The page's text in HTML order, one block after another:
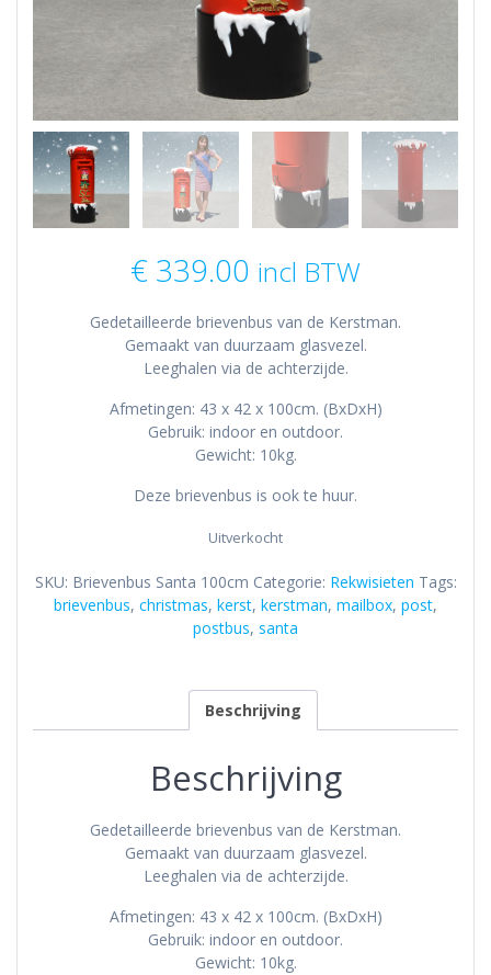
€ 339.00 incl BTW
Gedetailleerde brievenbus van de Kerstman.
Gemaakt van duurzaam glasvezel.
Leeghalen via de achterzijde.
Afmetingen: 43 x 42 x 100cm. (BxDxH)
Gebruik: indoor en outdoor.
Gewicht: 10kg.
Deze brievenbus is ook te huur.
Uitverkocht
SKU: Brievenbus Santa 100cm Categorie: Rekwisieten Tags:
brievenbus, christmas, kerst, kerstman, mailbox, post,
postbus, santa
Beschrijving
Beschrijving
Gedetailleerde brievenbus van de Kerstman.
Gemaakt van duurzaam glasvezel.
Leeghalen via de achterzijde.
Afmetingen: 43 x 42 x 100cm. (BxDxH)
Gebruik: indoor en outdoor.
Gewicht: 10kg.